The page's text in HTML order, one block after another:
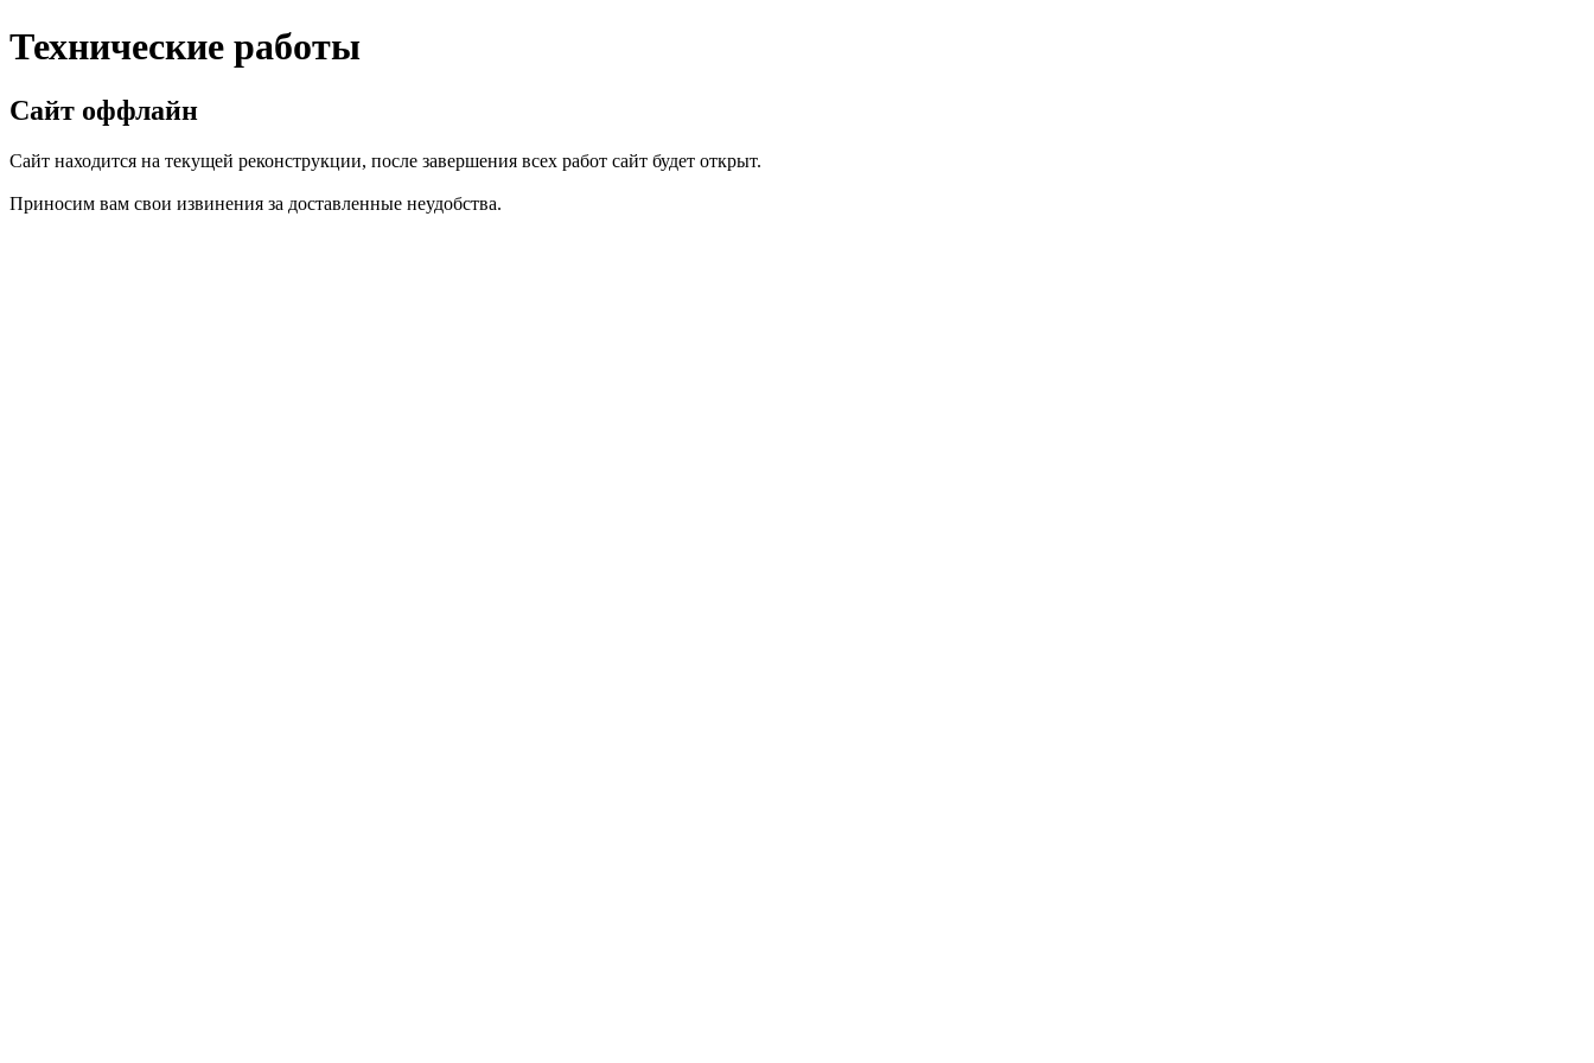
Технические работы
Сайт оффлайн
Сайт находится на текущей реконструкции, после завершения всех работ сайт будет открыт.
Приносим вам свои извинения за доставленные неудобства.